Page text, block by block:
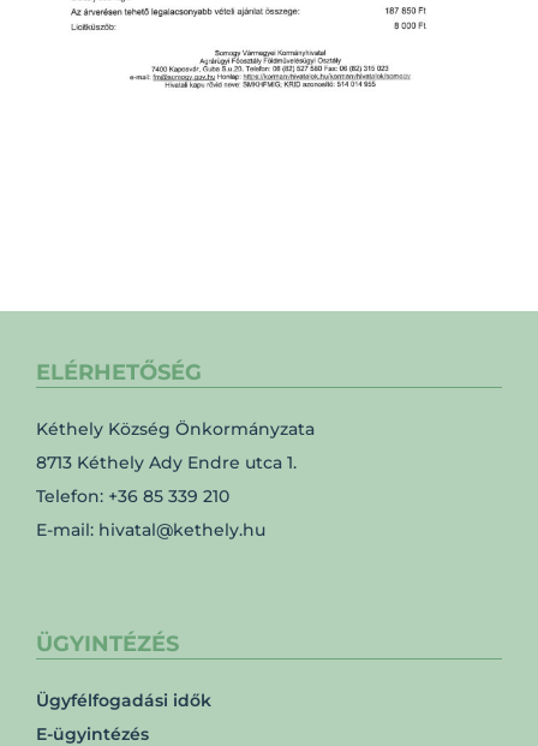
ELÉRHETŐSÉG
Kéthely Község Önkormányzata
8713 Kéthely Ady Endre utca 1.
Telefon: +36 85 339 210
E-mail: hivatal@kethely.hu
ÜGYINTÉZÉS
Ügyfélfogadási idők
E-ügyintézés